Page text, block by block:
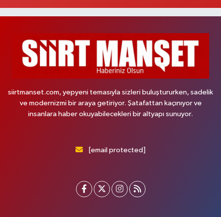
siirtmanset.com, yepyeni temasıyla sizleri buluştururken, sadelik
ve modernizmi bir araya getiriyor. Şatafattan kaçınıyor ve
insanlara haber okuyabilecekleri bir altyapı sunuyor.
[email protected]